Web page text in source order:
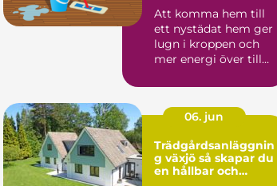
Att komma hem till
ett nystädat hem ger
lugn i kroppen och
mer energi över till
06. jun
Trädgårdsanläggnin
g växjö så skapar du
en hållbar och